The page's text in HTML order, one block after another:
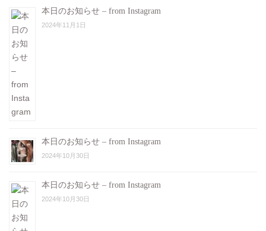
本日のお知らせ – from Instagram
2024年11月1日
本日のお知らせ – from Instagram
2024年10月30日
本日のお知らせ – from Instagram
2024年10月30日